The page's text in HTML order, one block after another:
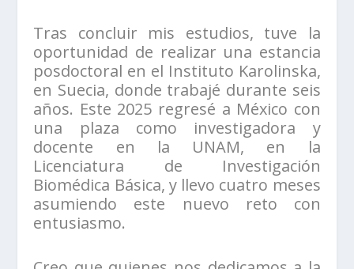
Tras concluir mis estudios, tuve la
oportunidad de realizar una estancia
posdoctoral en el Instituto Karolinska,
en Suecia, donde trabajé durante seis
años. Este 2025 regresé a México con
una plaza como investigadora y
docente en la UNAM, en la
Licenciatura de Investigación
Biomédica Básica, y llevo cuatro meses
asumiendo este nuevo reto con
entusiasmo.